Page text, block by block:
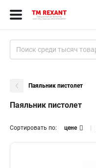
Паяльник пистолет
Паяльник пистолет
Сортировать по: цене